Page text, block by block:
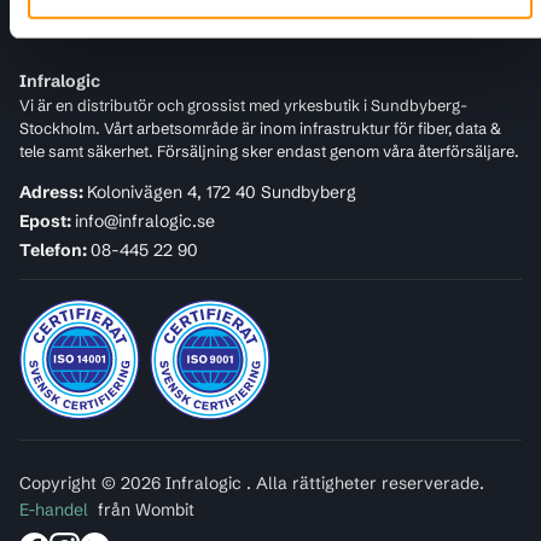
Infralogic
Vi är en distributör och grossist med yrkesbutik i Sundbyberg-
Stockholm. Vårt arbetsområde är inom infrastruktur för fiber, data &
tele samt säkerhet. Försäljning sker endast genom våra återförsäljare.
Adress: Kolonivägen 4, 172 40 Sundbyberg
Epost:info@infralogic.se
Telefon:08-445 22 90
Copyright © 2026 Infralogic . Alla rättigheter reserverade.
E-handel från Wombit